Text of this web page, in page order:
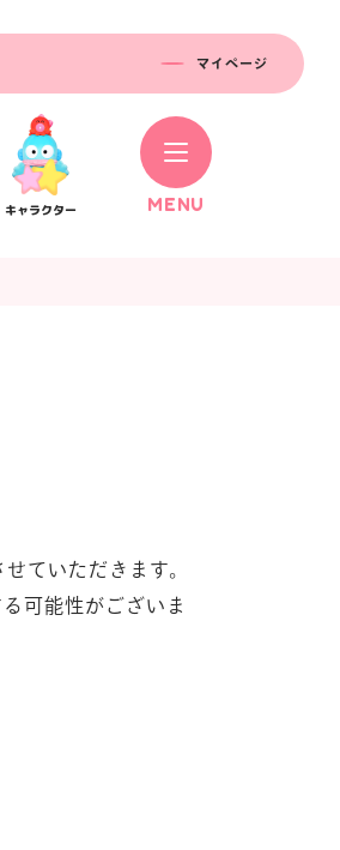
マイページ
MENU
キャラクター
ていただきます。
可能性がございま